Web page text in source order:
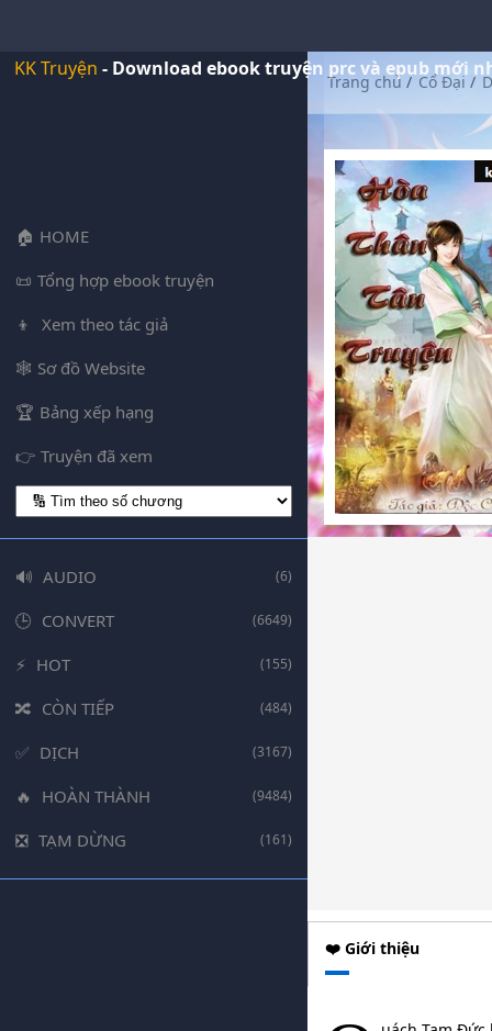
KK Truyện - Download ebook truyện prc và epub mới
HOME
Tổng hợp ebook truyện
Xem theo tác giả
Sơ đồ Website
Bảng xếp hạng
Truyện đã xem
AUDIO (6)
CONVERT (6649)
HOT (155)
CÒN TIẾP (484)
DỊCH (3167)
HOÀN THÀNH (9484)
TẠM DỪNG (161)
Trang chủ/ Cổ Đại/
❤️ Giới thiệu